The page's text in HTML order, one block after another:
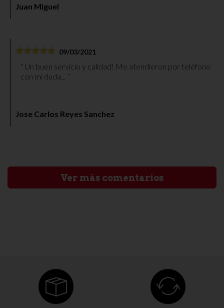
Juan Miguel
09/03/2021
con mi duda...
Jose Carlos Reyes Sanchez
Ver más comentarios